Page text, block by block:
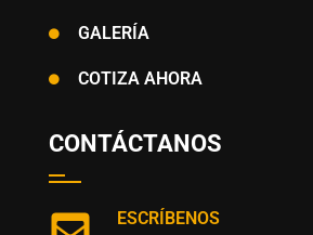
GALERÍA
COTIZA AHORA
CONTÁCTANOS
ESCRÍBENOS